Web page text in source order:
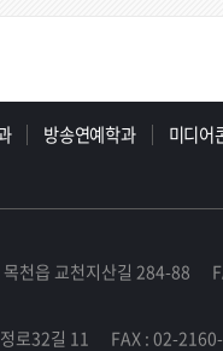
방송연예학과 미디어
목천읍 교천지산길 284-88
로32길 11 FAX : 02-